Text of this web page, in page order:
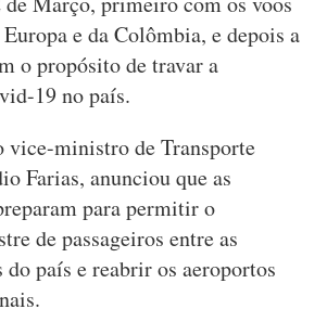
e da Colômbia, e depois a
o propósito de travar a
19 no país.
vice-ministro de Transporte
Farias, anunciou que as
para permitir o
de passageiros entre as
do país e reabrir os aeroportos